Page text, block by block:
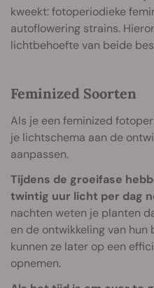
kweekt: fotoperiodieke
autoflowering strains.
lichtbehoefte van beide
Feminized Soorten
Als je een feminized
je lichtschema aan de
aanpassen.
Tijdens de groeifase
twintig uur licht per dag
nachten weten je planten
en de ontwikkeling van
kunnen ze later op een
opnemen.